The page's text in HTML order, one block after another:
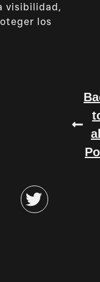
visibilidad,
los